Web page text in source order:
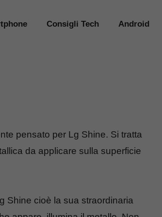
Consigli Tech Android
pensato per Lg Shine. Si tratta
da applicare sulla superficie
Shine cioè la sua straordinaria